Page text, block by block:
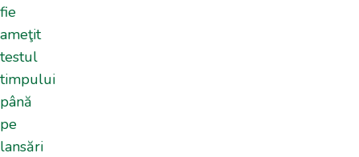
fie
ameţit
testul
timpului
până
pe
lansări